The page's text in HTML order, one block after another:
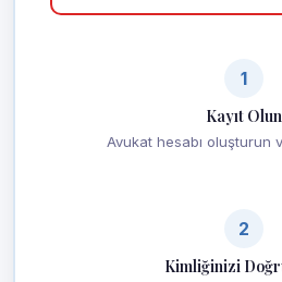
1
Kayıt Olun
Avukat hesabı oluşturun
2
Kimliğinizi